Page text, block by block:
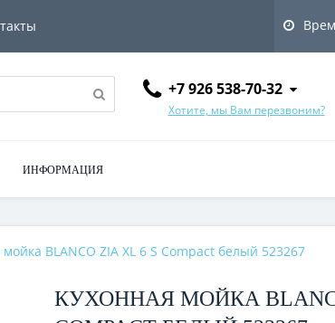
+7 926 538-70-32
Хотите, мы Вам перезвоним?
ИНФОРМАЦИЯ
BLANCO ZIA XL 6 S Compact белый 523267
КУХОННАЯ МОЙКА